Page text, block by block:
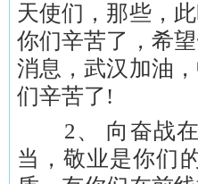
天使们，那些，
你们辛苦了，希
消息，武汉加油
们辛苦了!
2、 向奋战在
当，敬业是你们